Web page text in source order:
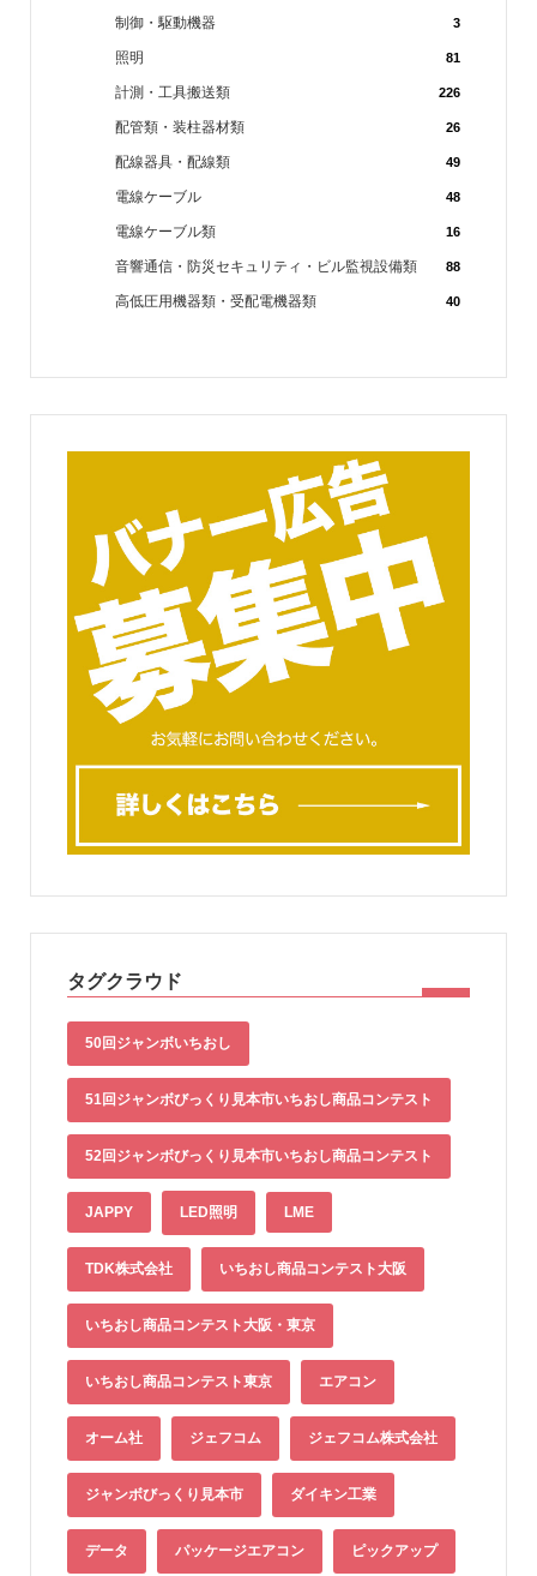
制御・駆動機器 3
照明 81
計測・工具搬送類 226
配管類・装柱器材類 26
配線器具・配線類 49
電線ケーブル 48
電線ケーブル類 16
音響通信・防災セキュリティ・ビル監視設備類 88
高低圧用機器類・受配電機器類 40
タグクラウド
50回ジャンボいちおし
51回ジャンボびっくり見本市いちおし商品コンテスト
52回ジャンボびっくり見本市いちおし商品コンテスト
JAPPY LED照明 LME
TDK株式会社 いちおし商品コンテスト大阪
いちおし商品コンテスト大阪・東京
いちおし商品コンテスト東京 エアコン
オーム社 ジェフコム ジェフコム株式会社
ジャンボびっくり見本市 ダイキン工業
データ パッケージエアコン ピックアップ